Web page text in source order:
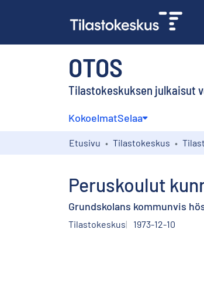
OTOS
Tilastokeskuksen julkaisut
KokoelmatSelaa
Etusivu Tilastokeskus
Peruskoulut
Grundskolans kommunvis
Tilastokeskus 1973-12-10